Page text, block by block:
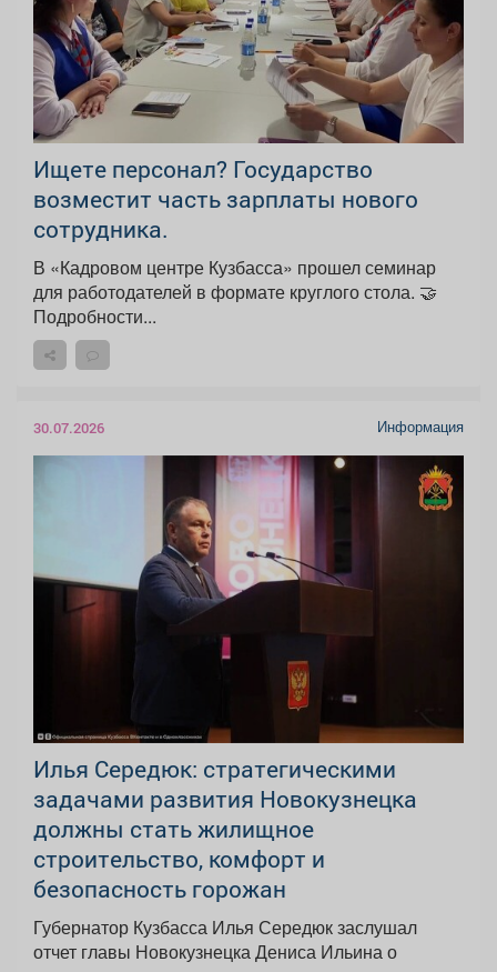
Ищете персонал? Государство
возместит часть зарплаты нового
сотрудника.
В «Кадровом центре Кузбасса» прошел семинар
для работодателей в формате круглого стола. 🤝
Подробности...
30.07.2026 Информация
Илья Середюк: стратегическими
задачами развития Новокузнецка
должны стать жилищное
строительство, комфорт и
безопасность горожан
Губернатор Кузбасса Илья Середюк заслушал
отчет главы Новокузнецка Дениса Ильина о